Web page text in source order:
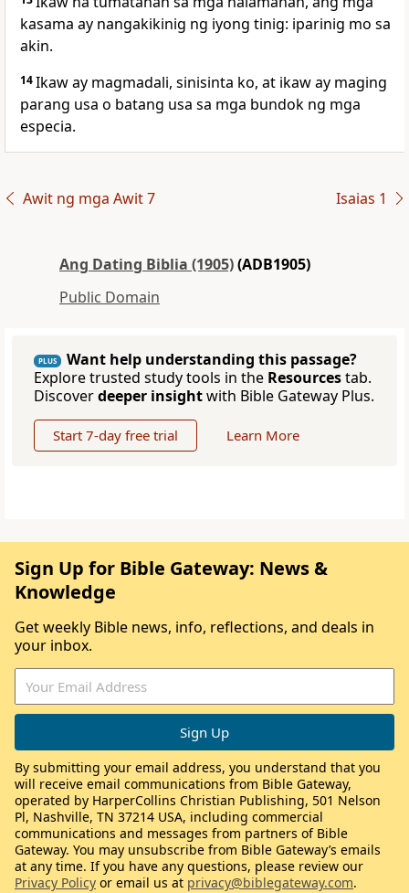
kasama ay nangakikinig ng iyong tinig: iparinig mo sa
akin.
14Ikaw ay magmadali, sinisinta ko, at ikaw ay maging
parang usa o batang usa sa mga bundok ng mga
especia.
Awit ng mga Awit 7 Isaias 1
Ang Dating Biblia (1905)(ADB1905)
Public Domain
PLUS
Want help understanding this passage?
Explore trusted study tools in the Resourcestab.
Discoverdeeper insightwith Bible Gateway Plus.
Start 7-day free trial Learn More
Sign Up for Bible Gateway: News &
Knowledge
Get weekly Bible news, info, reflections, and deals in
your inbox.
By submitting your email address, you understand that you
will receive email communications from Bible Gateway,
operated by HarperCollins Christian Publishing, 501 Nelson
Pl, Nashville, TN 37214 USA, including commercial
communications and messages from partners of Bible
Gateway. You may unsubscribe from Bible Gateway’s emails
at any time. If you have any questions, please review our
Privacy Policy or email us at privacy@biblegateway.com.